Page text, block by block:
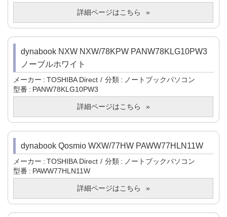
詳細ページはこちら
dynabook NXW NXW/78KPW PANW78KLG10PW3
ノーブルホワイト
メーカー TOSHIBA Direct 分類
ノートブックパソコン
型番
PANW78KLG10PW3
詳細ページはこちら
dynabook Qosmio WXW/77HW PAWW77HLN11W
メーカー TOSHIBA Direct 分類
ノートブックパソコン
型番
PAWW77HLN11W
詳細ページはこちら